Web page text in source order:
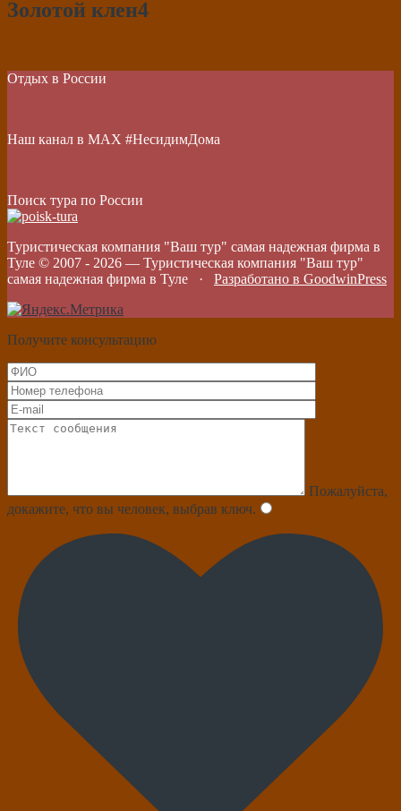
Золотой клен4
Отдых в России
Наш канал в МАХ #НесидимДома
Поиск тура по России
Туристическая компания "Ваш тур" самая надежная фирма в
Туле © 2007 - 2026 — Туристическая компания "Ваш тур"
самая надежная фирма в Туле · Разработано в GoodwinPress
Получите консультацию
Пожалуйста,
докажите, что вы человек, выбрав ключ.